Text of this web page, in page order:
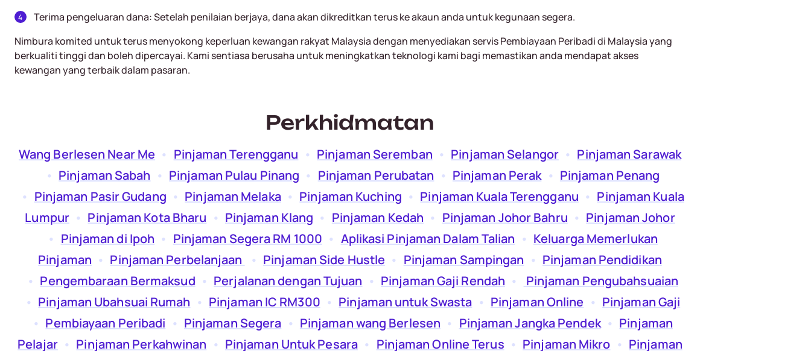
Terima pengeluaran dana: Setelah penilaian berjaya, dana akan dikreditkan terus ke akaun anda untuk kegunaan segera.
Nimbura komited untuk terus menyokong keperluan kewangan rakyat Malaysia dengan menyediakan servis Pembiayaan Peribadi di Malaysia yang
berkualiti tinggi dan boleh dipercayai. Kami sentiasa berusaha untuk meningkatkan teknologi kami bagi memastikan anda mendapat akses
kewangan yang terbaik dalam pasaran.
Perkhidmatan
Wang Berlesen Near Me
  •
Pinjaman Terengganu
  •
Pinjaman Seremban
  •
Pinjaman Selangor
  •
Pinjaman Sarawak
  •
Pinjaman Sabah
  •
Pinjaman Pulau Pinang
  •
Pinjaman Perubatan
  •
Pinjaman Perak
  •
Pinjaman Penang
  •
Pinjaman Pasir Gudang
  •
Pinjaman Melaka
  •
Pinjaman Kuching
  •
Pinjaman Kuala Terengganu
  •
Pinjaman Kuala
Lumpur
  •
Pinjaman Kota Bharu
  •
Pinjaman Klang
  •
Pinjaman Kedah
  •
Pinjaman Johor Bahru
  •
Pinjaman Johor
  •
Pinjaman di Ipoh
  •
Pinjaman Segera RM 1000
  •
Aplikasi Pinjaman Dalam Talian
  •
Keluarga Memerlukan
Pinjaman
  •
Pinjaman Perbelanjaan
  •
Pinjaman Side Hustle
  •
Pinjaman Sampingan
  •
Pinjaman Pendidikan
  •
Pengembaraan Bermaksud
  •
Perjalanan dengan Tujuan
  •
Pinjaman Gaji Rendah
  •
Pinjaman Pengubahsuaian
  •
Pinjaman Ubahsuai Rumah
  •
Pinjaman IC RM300
  •
Pinjaman untuk Swasta
  •
Pinjaman Online
  •
Pinjaman Gaji
  •
Pembiayaan Peribadi
  •
Pinjaman Segera
  •
Pinjaman wang Berlesen
  •
Pinjaman Jangka Pendek
  •
Pinjaman
Pelajar
  •
Pinjaman Perkahwinan
  •
Pinjaman Untuk Pesara
  •
Pinjaman Online Terus
  •
Pinjaman Mikro
  •
Pinjaman